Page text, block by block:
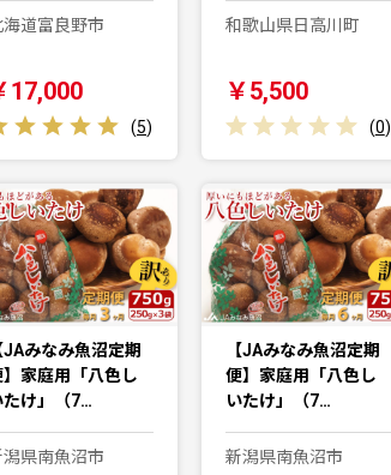
海道富良野市
17,000
(5)
和歌山県日高川町
￥5,500
(0)
JAみなみ魚沼定期
】家庭用「八色し
たけ」（7…
潟県南魚沼市
【JAみなみ魚沼定期
便】家庭用「八色し
いたけ」（7…
新潟県南魚沼市